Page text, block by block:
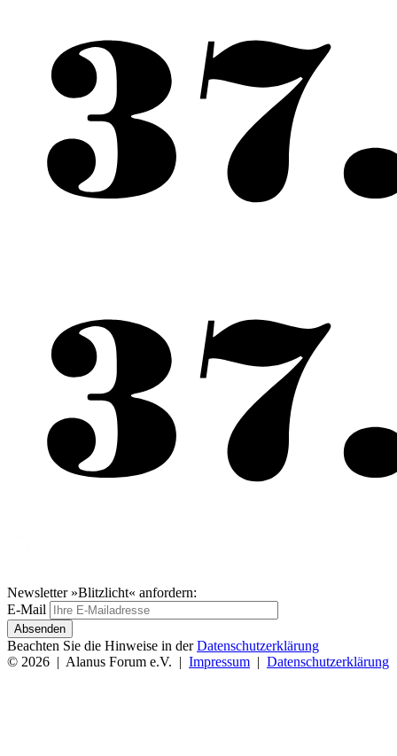
Newsletter »Blitzlicht« anfordern:
E-Mail
Absenden
Beachten Sie die Hinweise in derDatenschutzerklärung
© 2026 | Alanus Forum e.V. | Impressum | Datenschutzerklärung